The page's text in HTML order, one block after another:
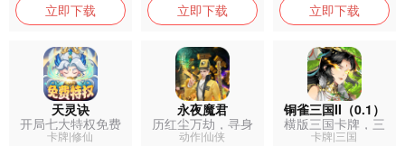
立即下载 立即下载 立即下载
天灵诀
开局七大特权免费
激活
卡牌|修仙
永夜魔君
历红尘万劫，寻身
世之谜，修仙...
动作|仙侠
铜雀三国II（0.1）
横版三国卡牌，三
国乱世等你争...
卡牌|三国